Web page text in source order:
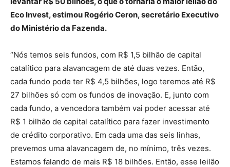
Eco Invest, estimou Rogério Ceron, secretário Executivo
do Ministério da Fazenda.
“Nós temos seis fundos, com R$ 1,5 bilhão de capital
catalítico para alavancagem de até duas vezes. Então,
cada fundo pode ter R$ 4,5 bilhões, logo teremos até R$
27 bilhões só com os fundos de inovação. E, junto com
cada fundo, a vencedora também vai poder acessar até
R$ 1 bilhão de capital catalítico para fazer investimento
de crédito corporativo. Em cada uma das seis linhas,
prevemos uma alavancagem de, no mínimo, três vezes.
Estamos falando de mais R$ 18 bilhões. Então, esse leilão